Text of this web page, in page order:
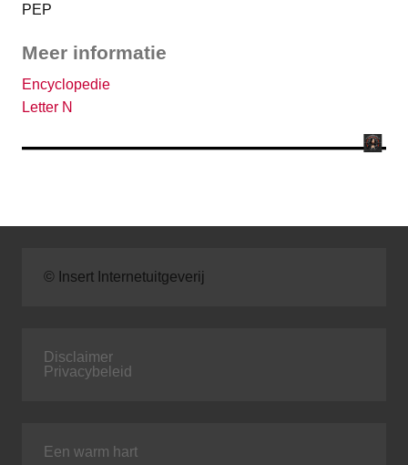
PEP
Meer informatie
Encyclopedie
Letter N
© Insert Internetuitgeverij
Disclaimer
Privacybeleid
Een warm hart